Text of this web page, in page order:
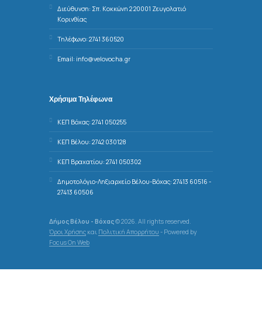
Διεύθυνση: Σπ. Κοκκώνη 2 20001 Ζευγολατιό
Κορινθίας
Τηλέφωνο: 2741 360520
Email: info@velovocha.gr
Χρήσιμα Τηλέφωνα
ΚΕΠ Βόχας: 2741 050255
ΚΕΠ Βέλου: 2742 030128
ΚΕΠ Βραχατίου: 2741 050302
Δημοτολόγιο-Ληξιαρχείο Βέλου-Βόχας: 27413 60516 -
27413 60506
Δήμος Βέλου - Βόχας© 2026. All rights reserved.
Όροι Χρήσης και Πολιτική Απορρήτου - Powered by
Focus On Web